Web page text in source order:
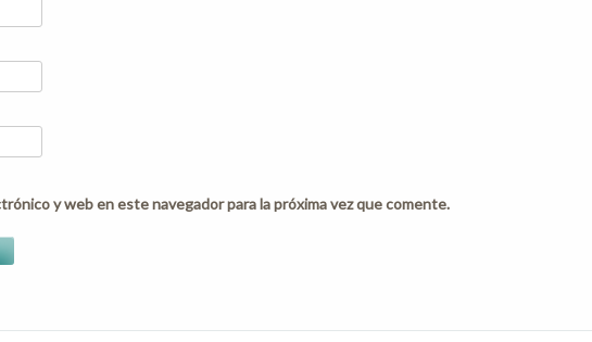
y web en este navegador para la próxima vez que comente.